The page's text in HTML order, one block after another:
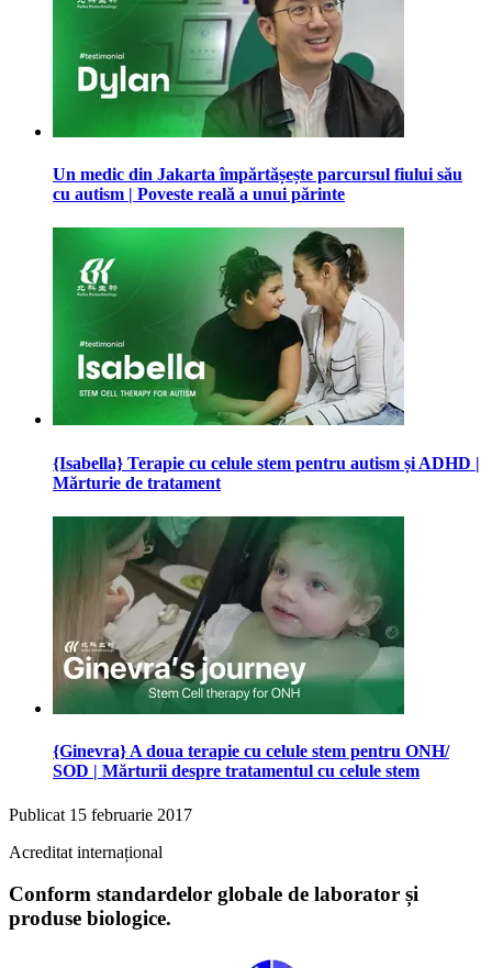
Un medic din Jakarta împărtășește parcursul fiului său
cu autism | Poveste reală a unui părinte
{Isabella} Terapie cu celule stem pentru autism și ADHD |
Mărturie de tratament
{Ginevra} A doua terapie cu celule stem pentru ONH/
SOD | Mărturii despre tratamentul cu celule stem
Publicat 15 februarie 2017
Acreditat internațional
Conform standardelor globale de laborator și
produse biologice.